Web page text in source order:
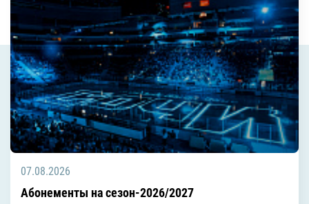
07.08.2026
Абонементы на сезон-2026/2027